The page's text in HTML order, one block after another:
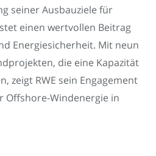
seiner Ausbauziele für
einen wertvollen Beitrag
Energiesicherheit. Mit neun
die eine Kapazität
zeigt RWE sein Engagement
Offshore-Windenergie in